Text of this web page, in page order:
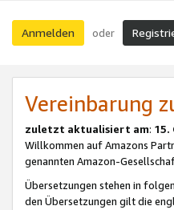
Anmelden oder
Vereinbarung
zuletzt aktualisiert am: 15.
Willkommen auf Amazons
genannten Amazon-
Übersetzungen stehen in
den Übersetzungen gilt die